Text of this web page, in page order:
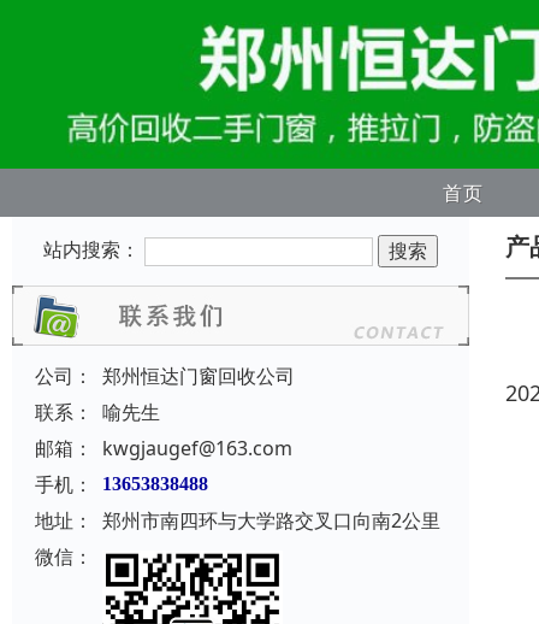
首页
站内搜索：
公司：
郑州恒达门窗回收公司
联系：
喻先生
邮箱：
kwgjaugef@163.com
手机：
13653838488
地址：
郑州市南四环与大学路交叉口向南2公里
微信：
产